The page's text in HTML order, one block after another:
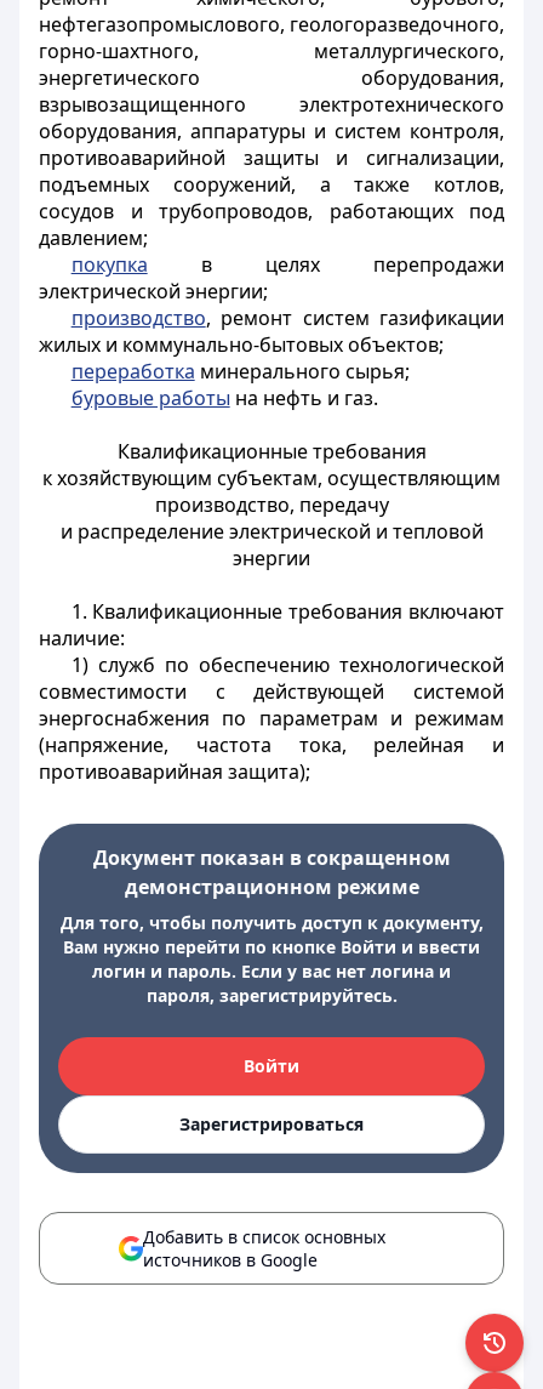
нефтегазопромыслового, геологоразведочного,
горно-шахтного, металлургического,
энергетического оборудования,
взрывозащищенного электротехнического
оборудования, аппаратуры и систем контроля,
противоаварийной защиты и сигнализации,
подъемных сооружений, а также котлов,
сосудов и трубопроводов, работающих под
давлением;
покупка в целях перепродажи
электрической энергии;
производство, ремонт систем газификации
жилых и коммунально-бытовых объектов;
переработка минерального сырья;
буровые работы на нефть и газ.
Квалификационные требования
к хозяйствующим субъектам, осуществляющим
производство, передачу
и распределение электрической и тепловой
энергии
1. Квалификационные требования включают
наличие:
1) служб по обеспечению технологической
совместимости с действующей системой
энергоснабжения по параметрам и режимам
(напряжение, частота тока, релейная и
противоаварийная защита);
Документ показан в сокращенном
демонстрационном режиме
Для того, чтобы получить доступ к документу,
Вам нужно перейти по кнопке Войти и ввести
логин и пароль. Если у вас нет логина и
пароля, зарегистрируйтесь.
Войти
Зарегистрироваться
Добавить в список основных
источников в Google